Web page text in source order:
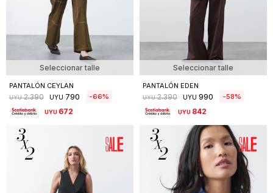
Seleccionar talle
PANTALÓN CEYLAN
UYU 2.390 UYU 790 66
UYU 672
Seleccionar talle
PANTALÓN EDEN
UYU 2.390 UYU 990 58
UYU 842